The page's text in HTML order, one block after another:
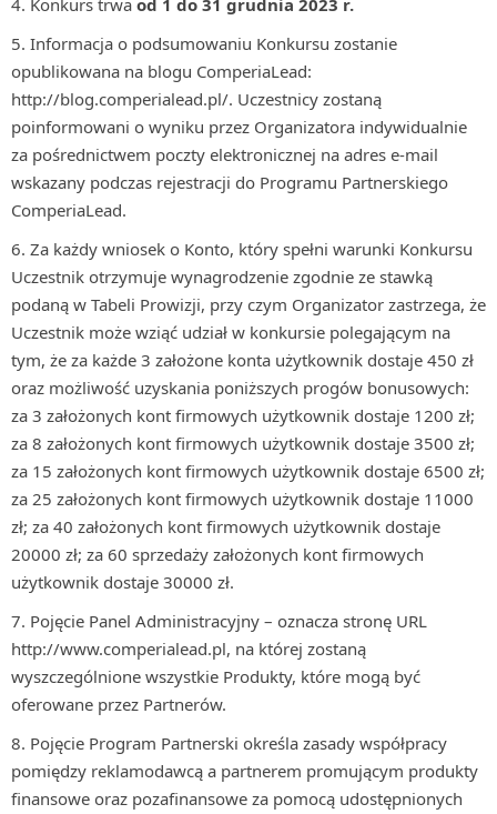
Konkurs trwa od 1 do 31 grudnia 2023 r.
Informacja o podsumowaniu Konkursu zostanie
opublikowana na blogu ComperiaLead:
http://blog.comperialead.pl/. Uczestnicy zostaną
poinformowani o wyniku przez Organizatora indywidualnie
za pośrednictwem poczty elektronicznej na adres e-mail
wskazany podczas rejestracji do Programu Partnerskiego
ComperiaLead.
Za każdy wniosek o Konto, który spełni warunki Konkursu
Uczestnik otrzymuje wynagrodzenie zgodnie ze stawką
podaną w Tabeli Prowizji, przy czym Organizator zastrzega, że
Uczestnik może wziąć udział w konkursie polegającym na
tym, że za każde 3 założone konta użytkownik dostaje 450 zł
oraz możliwość uzyskania poniższych progów bonusowych:
za 3 założonych kont firmowych użytkownik dostaje 1200 zł;
za 8 założonych kont firmowych użytkownik dostaje 3500 zł;
za 15 założonych kont firmowych użytkownik dostaje 6500 zł;
za 25 założonych kont firmowych użytkownik dostaje 11000
zł; za 40 założonych kont firmowych użytkownik dostaje
20000 zł; za 60 sprzedaży założonych kont firmowych
użytkownik dostaje 30000 zł.
Pojęcie Panel Administracyjny – oznacza stronę URL
http://www.comperialead.pl, na której zostaną
wyszczególnione wszystkie Produkty, które mogą być
oferowane przez Partnerów.
Pojęcie Program Partnerski określa zasady współpracy
pomiędzy reklamodawcą a partnerem promującym produkty
finansowe oraz pozafinansowe za pomocą udostępnionych